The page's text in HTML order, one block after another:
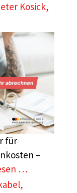
Kosick,
für
–
…
,